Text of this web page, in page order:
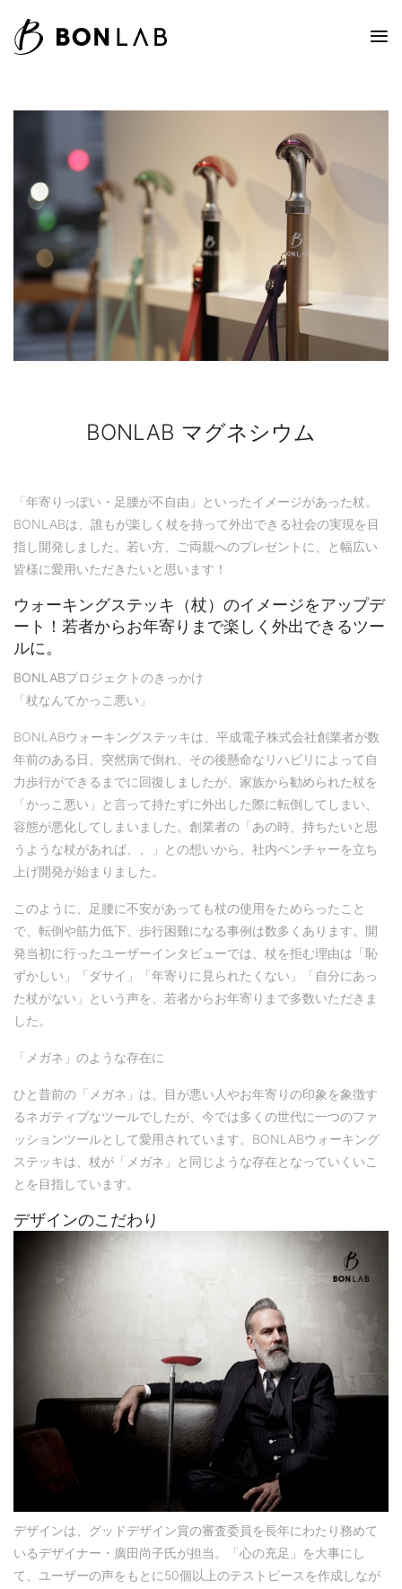
BONLAB マグネシウム
「年寄りっぽい・足腰が不自由」といったイメージがあった杖。
BONLABは、誰もが楽しく杖を持って外出できる社会の実現を目
指し開発しました。若い方、ご両親へのプレゼントに、と幅広い
皆様に愛用いただきたいと思います！
ウォーキングステッキ（杖）のイメージをアップデ
ート！若者からお年寄りまで楽しく外出できるツー
ルに。
BONLABプロジェクトのきっかけ
「杖なんてかっこ悪い」
BONLABウォーキングステッキは、平成電子株式会社創業者が数
年前のある日、突然病で倒れ、その後懸命なリハビリによって自
力歩行ができるまでに回復しましたが、家族から勧められた杖を
「かっこ悪い」と言って持たずに外出した際に転倒してしまい、
容態が悪化してしまいました。創業者の「あの時、持ちたいと思
うような杖があれば、、」との想いから、社内ベンチャーを立ち
上げ開発が始まりました。
このように、足腰に不安があっても杖の使用をためらったこと
で、転倒や筋力低下、歩行困難になる事例は数多くあります。開
発当初に行ったユーザーインタビューでは、杖を拒む理由は「恥
ずかしい」「ダサイ」「年寄りに見られたくない」「自分にあっ
た杖がない」という声を、若者からお年寄りまで多数いただきま
した。
「メガネ」のような存在に
ひと昔前の「メガネ」は、目が悪い人やお年寄りの印象を象徴す
るネガティブなツールでしたが、今では多くの世代に一つのファ
ッションツールとして愛用されています。BONLABウォーキング
ステッキは、杖が「メガネ」と同じような存在となっていくいこ
とを目指しています。
デザインのこだわり
デザインは、グッドデザイン賞の審査委員を長年にわたり務めて
いるデザイナー・廣田尚子氏が担当。「心の充足」を大事にし
て、ユーザーの声をもとに50個以上のテストピースを作成しなが